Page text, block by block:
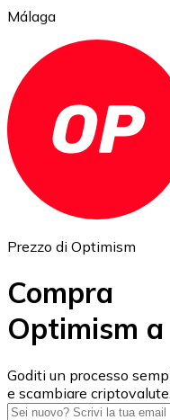
Ethereum
ETH
USD Coin
USDC
Málaga
Prezzo di Optimism
Compra
Optimism
Goditi un processo
e scambiare criptovalute.